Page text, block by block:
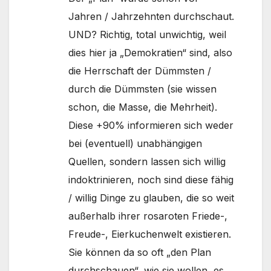
Jahren / Jahrzehnten durchschaut.
UND? Richtig, total unwichtig, weil
dies hier ja „Demokratien“ sind, also
die Herrschaft der Dümmsten /
durch die Dümmsten (sie wissen
schon, die Masse, die Mehrheit).
Diese +90% informieren sich weder
bei (eventuell) unabhängigen
Quellen, sondern lassen sich willig
indoktrinieren, noch sind diese fähig
/ willig Dinge zu glauben, die so weit
außerhalb ihrer rosaroten Friede-,
Freude-, Eierkuchenwelt existieren.
Sie können da so oft „den Plan